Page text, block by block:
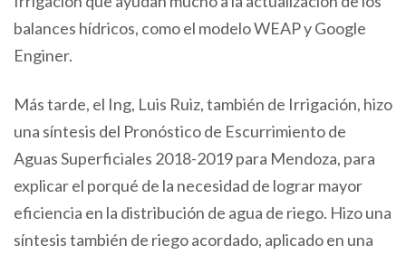
balances hídricos, como el modelo WEAP y Google
Enginer.
Más tarde, el Ing, Luis Ruiz, también de Irrigación, hizo
una síntesis del Pronóstico de Escurrimiento de
Aguas Superficiales 2018-2019 para Mendoza, para
explicar el porqué de la necesidad de lograr mayor
eficiencia en la distribución de agua de riego. Hizo una
síntesis también de riego acordado, aplicado en una